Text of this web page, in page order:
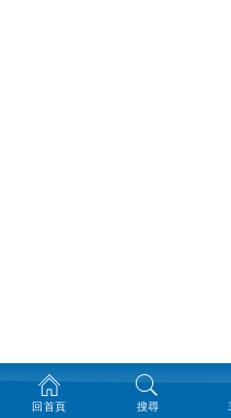
回首頁 搜尋